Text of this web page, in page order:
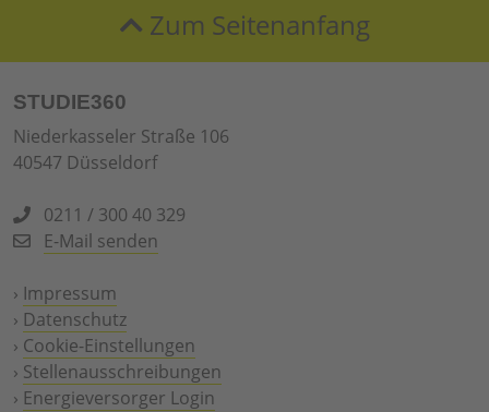
Zum Seitenanfang
STUDIE360
Niederkasseler Straße 106
40547 Düsseldorf
0211 / 300 40 329
E-Mail senden
› Impressum
› Datenschutz
› Cookie-Einstellungen
› Stellenausschreibungen
› Energieversorger Login